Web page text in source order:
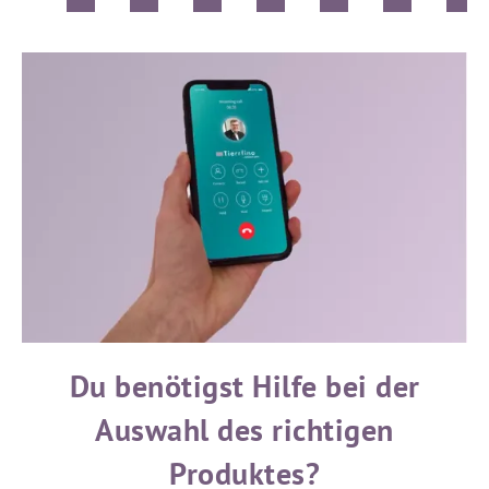
äch
Du benötigst Hilfe bei der
Auswahl des richtigen
Produktes?